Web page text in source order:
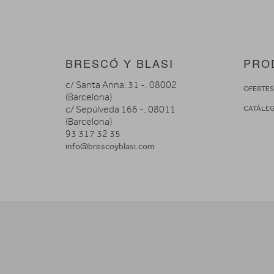
BRESCÓ Y BLASI
c/ Santa Anna, 31 -. 08002
(Barcelona)
c/ Sepúlveda 166 -. 08011
(Barcelona)
93 317 32 35
info@brescoyblasi.com
OFERTES